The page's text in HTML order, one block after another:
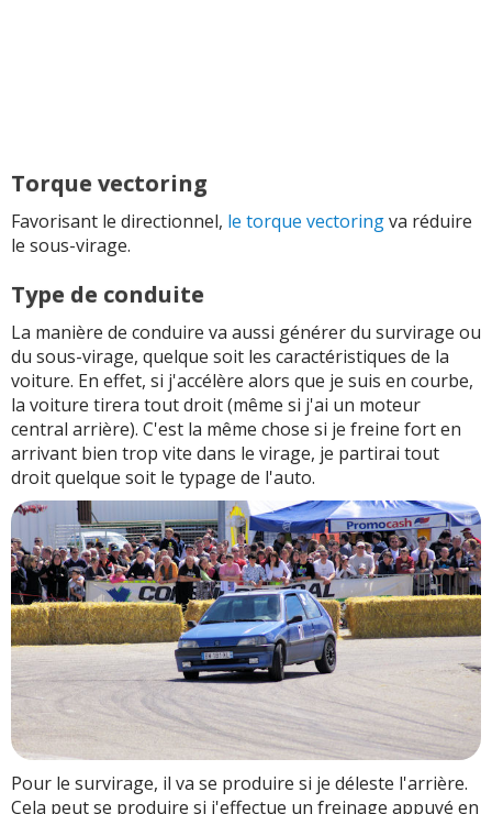
Torque vectoring
Favorisant le directionnel, le torque vectoringva réduire
le sous-virage.
Type de conduite
La manière de conduire va aussi générer du survirage ou
du sous-virage, quelque soit les caractéristiques de la
voiture. En effet, si j'accélère alors que je suis en courbe,
la voiture tirera tout droit (même si j'ai un moteur
central arrière). C'est la même chose si je freine fort en
arrivant bien trop vite dans le virage, je partirai tout
droit quelque soit le typage de l'auto.
Pour le survirage, il va se produire si je déleste l'arrière.
Cela peut se produire si j'effectue un freinage appuyé en